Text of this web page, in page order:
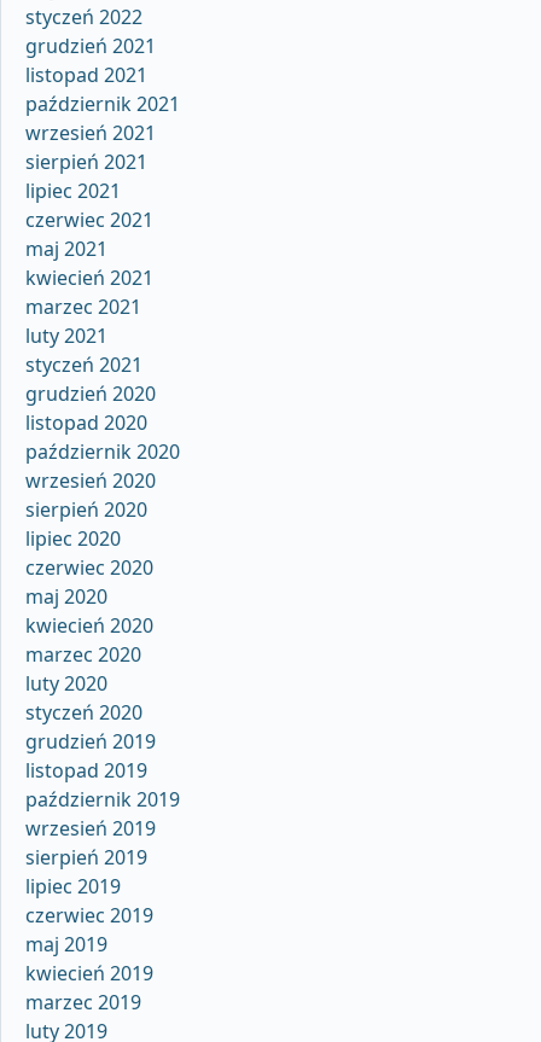
styczeń 2022
grudzień 2021
listopad 2021
październik 2021
wrzesień 2021
sierpień 2021
lipiec 2021
czerwiec 2021
maj 2021
kwiecień 2021
marzec 2021
luty 2021
styczeń 2021
grudzień 2020
listopad 2020
październik 2020
wrzesień 2020
sierpień 2020
lipiec 2020
czerwiec 2020
maj 2020
kwiecień 2020
marzec 2020
luty 2020
styczeń 2020
grudzień 2019
listopad 2019
październik 2019
wrzesień 2019
sierpień 2019
lipiec 2019
czerwiec 2019
maj 2019
kwiecień 2019
marzec 2019
luty 2019